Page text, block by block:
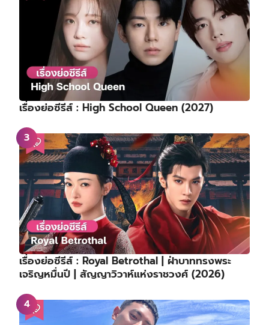
เรื่องย่อซีรีส์ : High School Queen (2027)
เรื่องย่อซีรีส์ : Royal Betrothal | ฝ่าบาททรงพระ
เจริญหมื่นปี | สัญญาวิวาห์แห่งราชวงศ์ (2026)